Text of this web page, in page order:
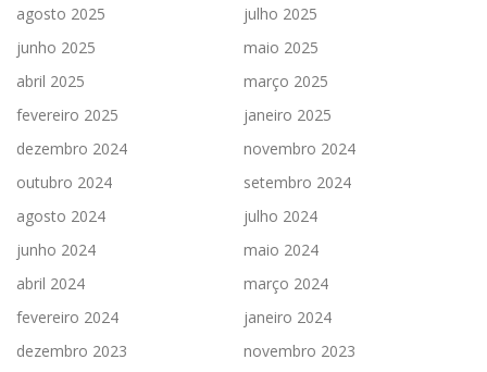
agosto 2025
julho 2025
junho 2025
maio 2025
abril 2025
março 2025
fevereiro 2025
janeiro 2025
dezembro 2024
novembro 2024
outubro 2024
setembro 2024
agosto 2024
julho 2024
junho 2024
maio 2024
abril 2024
março 2024
fevereiro 2024
janeiro 2024
dezembro 2023
novembro 2023